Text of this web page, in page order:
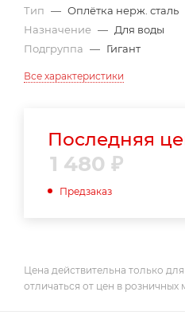
Тип — Оплётка нерж. сталь
Назначение — Для воды
Подгруппа — Гигант
Все характеристики
Последняя
1 480 ₽
Предзаказ
Цена действительна только
отличаться от цен в розничных